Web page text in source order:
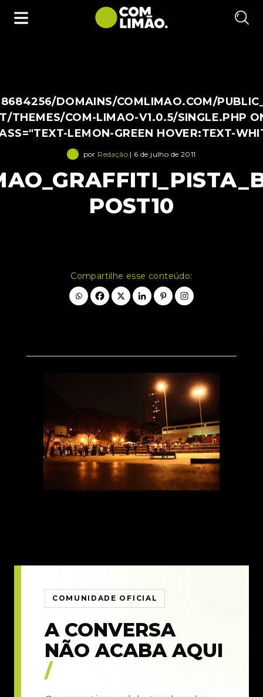
DOMAINS/COMLIMAO.COM/
THEMES/COM-LIMAO-V1.0.5/SINGLE.PHP
LEMON-GREEN HOVER:TEXT-
por Redação | 6 de julho de 2011
POST10
Compartilhe esse conteúdo:
COMUNIDADE OFICIAL
A CONVERSA
NÃO ACABA AQUI
/